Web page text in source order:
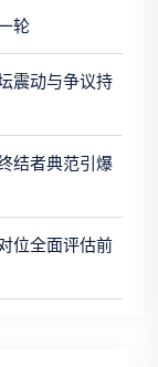
轮
震动与争议持
结者典范引爆
位全面评估前